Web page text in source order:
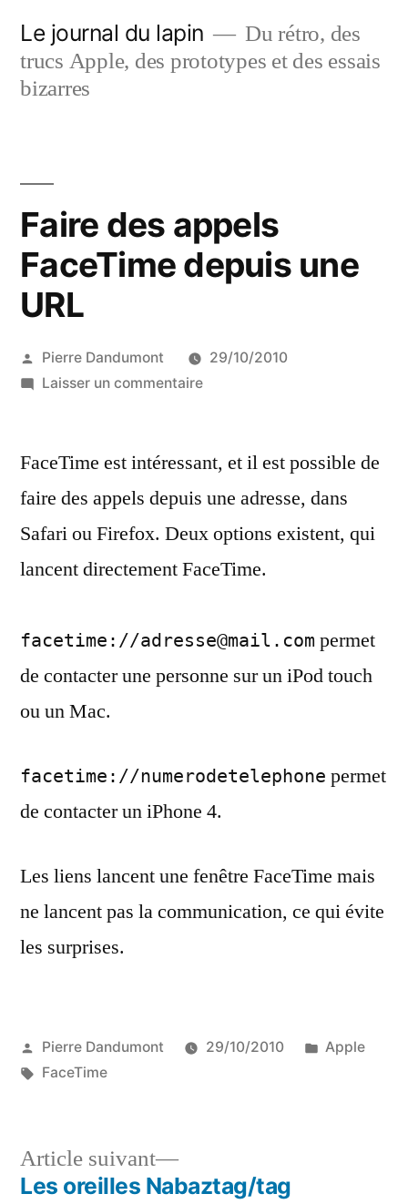
contenu
Le journal du lapin
Du rétro, des
trucs Apple, des prototypes et des essais
bizarres
Faire des appels
FaceTime depuis une
URL
Publié
par
Pierre Dandumont
29/10/2010
Laisser un commentairesur
appels
depuis
une
URL
FaceTime est intéressant, et il est possible de
faire des appels depuis une adresse, dans
Safari ou Firefox. Deux options existent, qui
lancent directement FaceTime.
facetime://adresse@mail.com permet
de contacter une personne sur un iPod touch
ou un Mac.
facetime://numerodetelephone permet
de contacter un iPhone 4.
Les liens lancent une fenêtre FaceTime mais
ne lancent pas la communication, ce qui évite
les surprises.
Publié
par
Pierre Dandumont 29/10/2010
Publié
Apple
Étiquettes :
FaceTime
Article suivant
Article
suivant :
Les oreilles Nabaztag/tag